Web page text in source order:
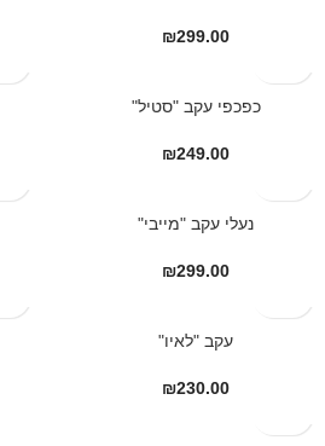
₪299.00
כפכפי עקב "סטיל"
₪249.00
נעלי עקב "מייבי"
₪299.00
עקב "לאיו"
₪230.00